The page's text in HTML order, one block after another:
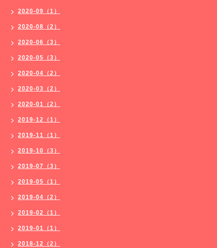
2020-09（1）
2020-08（2）
2020-06（3）
2020-05（3）
2020-04（2）
2020-03（2）
2020-01（2）
2019-12（1）
2019-11（1）
2019-10（3）
2019-07（3）
2019-05（1）
2019-04（2）
2019-02（1）
2019-01（1）
2018-12（2）